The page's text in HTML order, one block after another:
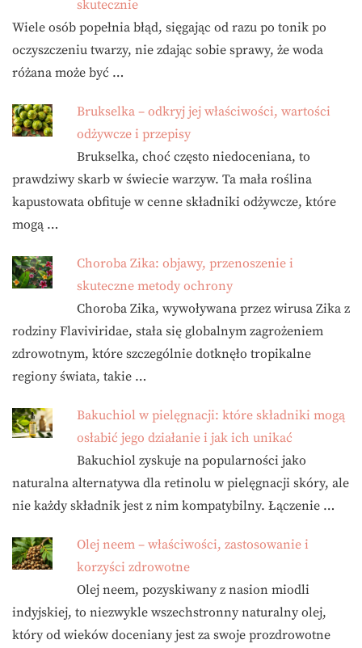
skutecznie
Wiele osób popełnia błąd, sięgając od razu po tonik po
oczyszczeniu twarzy, nie zdając sobie sprawy, że woda
różana może być …
Brukselka – odkryj jej właściwości, wartości
odżywcze i przepisy
Brukselka, choć często niedoceniana, to
prawdziwy skarb w świecie warzyw. Ta mała roślina
kapustowata obfituje w cenne składniki odżywcze, które
mogą …
Choroba Zika: objawy, przenoszenie i
skuteczne metody ochrony
Choroba Zika, wywoływana przez wirusa Zika z
rodziny Flaviviridae, stała się globalnym zagrożeniem
zdrowotnym, które szczególnie dotknęło tropikalne
regiony świata, takie …
Bakuchiol w pielęgnacji: które składniki mogą
osłabić jego działanie i jak ich unikać
Bakuchiol zyskuje na popularności jako
naturalna alternatywa dla retinolu w pielęgnacji skóry, ale
nie każdy składnik jest z nim kompatybilny. Łączenie …
Olej neem – właściwości, zastosowanie i
korzyści zdrowotne
Olej neem, pozyskiwany z nasion miodli
indyjskiej, to niezwykle wszechstronny naturalny olej,
który od wieków doceniany jest za swoje prozdrowotne